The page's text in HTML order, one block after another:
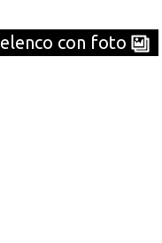
elenco con foto